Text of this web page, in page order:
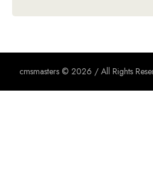
cmsmasters © 2026 / All Rights